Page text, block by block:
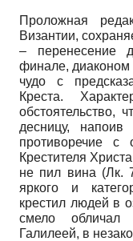
Проложная
Византии,
– перенесение
финале, диаконом
чудо с
Креста.
обстоятельство,
десницу, напоив
противоречие с
Крестителя
не пил вина (Лк.
яркого и
крестил людей в
смело обличал
Галилеей, в